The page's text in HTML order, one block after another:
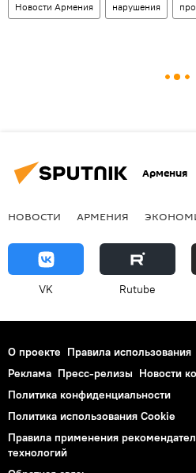
Новости Армения нарушения
Армения
НОВОСТИ АРМЕНИЯ
VK Rutube
О проекте Правила использования
Реклама Пресс-релизы Новости
Политика конфиденциальности
Политика использования Cookie
Правила применения
технологий